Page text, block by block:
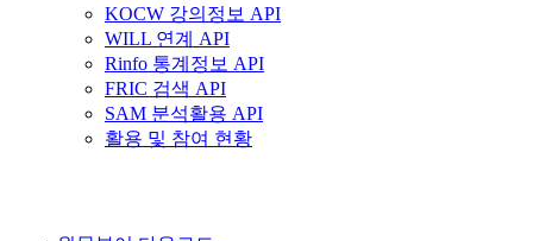
KOCW 강의정보 API
WILL 연계 API
Rinfo 통계정보 API
FRIC 검색 API
SAM 분석활용 API
활용 및 참여 현황